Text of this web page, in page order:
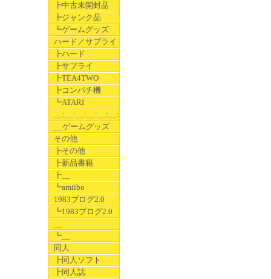
┣中古未開封品
┣ジャンク品
┗ゲームグッズ
ハード／サプライ
┣ハード
┣サプライ
┣TEA4TWO
┣コンパチ機
┗ATARI
__:__:__:__:__:__:__
__ゲームグッズ
その他
┣その他
┣新品書籍
┣__
┗amiibo
1983ブログ2.0
┗1983ブログ2.0
┗__
同人
┣同人ソフト
┣同人誌